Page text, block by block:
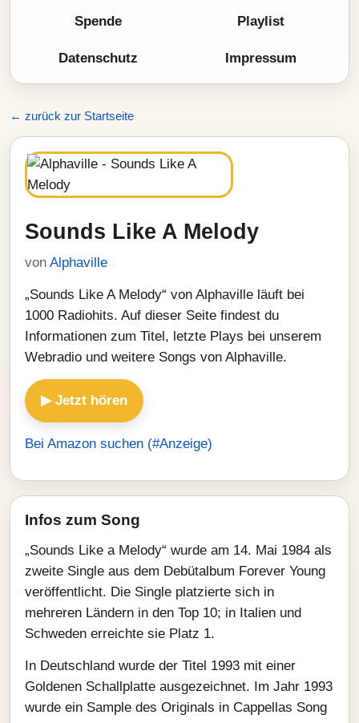
Spende Playlist
Datenschutz Impressum
← zurück zur Startseite
Sounds Like A Melody
von Alphaville
„Sounds Like A Melody“ von Alphaville läuft bei
1000 Radiohits. Auf dieser Seite findest du
Informationen zum Titel, letzte Plays bei unserem
Webradio und weitere Songs von Alphaville.
▶ Jetzt hören
Bei Amazon suchen (#Anzeige)
Infos zum Song
„Sounds Like a Melody“ wurde am 14. Mai 1984 als
zweite Single aus dem Debütalbum Forever Young
veröffentlicht. Die Single platzierte sich in
mehreren Ländern in den Top 10; in Italien und
Schweden erreichte sie Platz 1.
In Deutschland wurde der Titel 1993 mit einer
Goldenen Schallplatte ausgezeichnet. Im Jahr 1993
wurde ein Sample des Originals in Cappellas Song